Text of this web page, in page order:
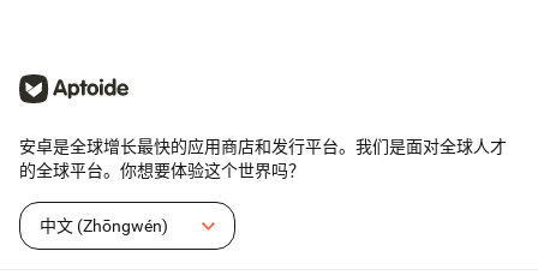
安卓是全球增长最快的应用商店和发行平台。我们是面对全球人才
的全球平台。你想要体验这个世界吗？
中文 (Zhōngwén)